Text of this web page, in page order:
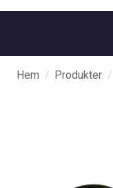
Hem / Produkter /